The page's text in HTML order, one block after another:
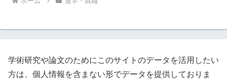
学術研究や論文のためにこのサイトのデータを活用したい
方は、個人情報を含まない形でデータを提供しておりま